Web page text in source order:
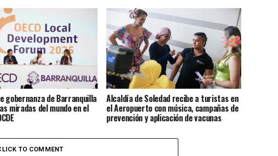
gobernanza de Barranquilla
miradas del mundo en el
Alcaldía de Soledad recibe a turistas en
el Aeropuerto con música, campañas de
prevención y aplicación de vacunas
TO COMMENT